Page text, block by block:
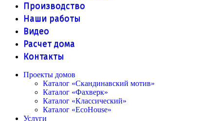
Производство
Наши работы
Видео
Расчет дома
Контакты
Проекты домов
Каталог «Скандинавский мотив»
Каталог «Фахверк»
Каталог «Классический»
Каталог «EcoHouse»
Услуги